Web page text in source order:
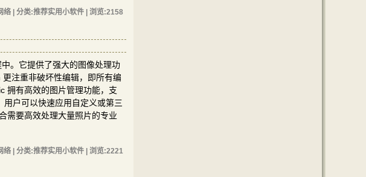
络 | 分类:推荐实用小软件 | 浏览:2158
。它提供了强大的图像处理功
注重非破坏性编辑，即所有编
拥有高效的图片管理功能，支
户可以快速应用自定义或第三
需要高效处理大量照片的专业
络 | 分类:推荐实用小软件 | 浏览:2221